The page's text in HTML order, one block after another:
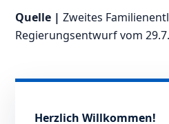
Quelle | Zweites
Regierungsentwurf vom
Herzlich Willkommen!